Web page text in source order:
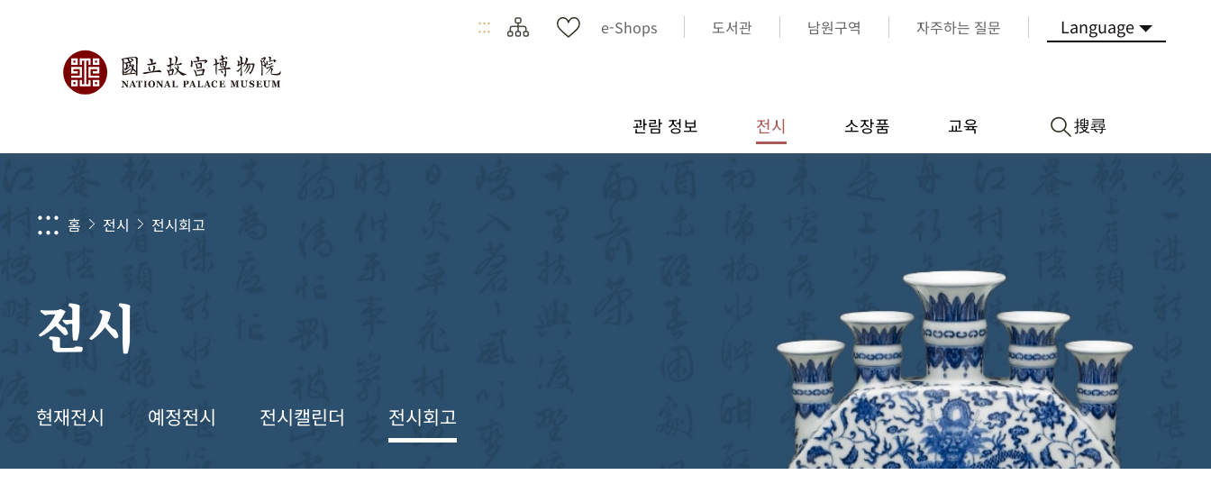
::: e-Shops 도서관 남원구역 자주하는 질문 Language
관람 정보 전시 소장품 교육 搜尋
::: 홈 전시 전시회고
전시
현재전시 예정전시 전시캘린더 전시회고